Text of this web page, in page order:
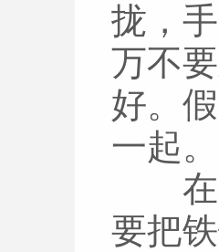
拢，
万不
好。
一起。
在空
要把